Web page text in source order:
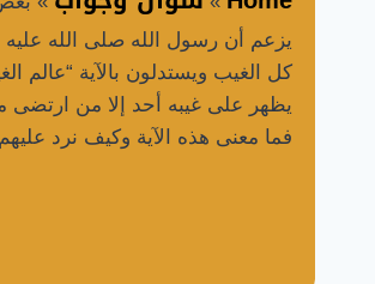
يزعم أن رسول الله صلى الله
كل الغيب ويستدلون بالآية “عالم
يظهر على غيبه أحد إلا من
فما معنى هذه الآية وكيف نرد